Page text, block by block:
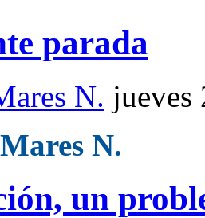
parada
N. jueves
N.
un